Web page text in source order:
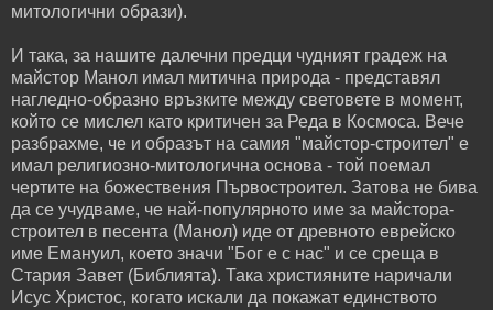
митологични образи).
И така, за нашите далечни предци чудният градеж на
майстор Манол имал митична природа - представял
нагледно-образно връзките между световете в момент,
който се мислел като критичен за Реда в Космоса. Вече
разбрахме, че и образът на самия "майстор-строител" е
имал религиозно-митологична основа - той поемал
чертите на божествения Първостроител. Затова не бива
да се учудваме, че най-популярното име за майстора-
строител в песента (Манол) иде от древното еврейско
име Емануил, което значи "Бог е с нас" и се среща в
Стария Завет (Библията). Така християните наричали
Исус Христос, когато искали да покажат единството